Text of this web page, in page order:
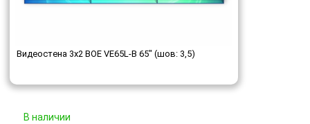
Видеостена 3x2 BOE VE65L-B 65" (шов: 3,5)
В наличии